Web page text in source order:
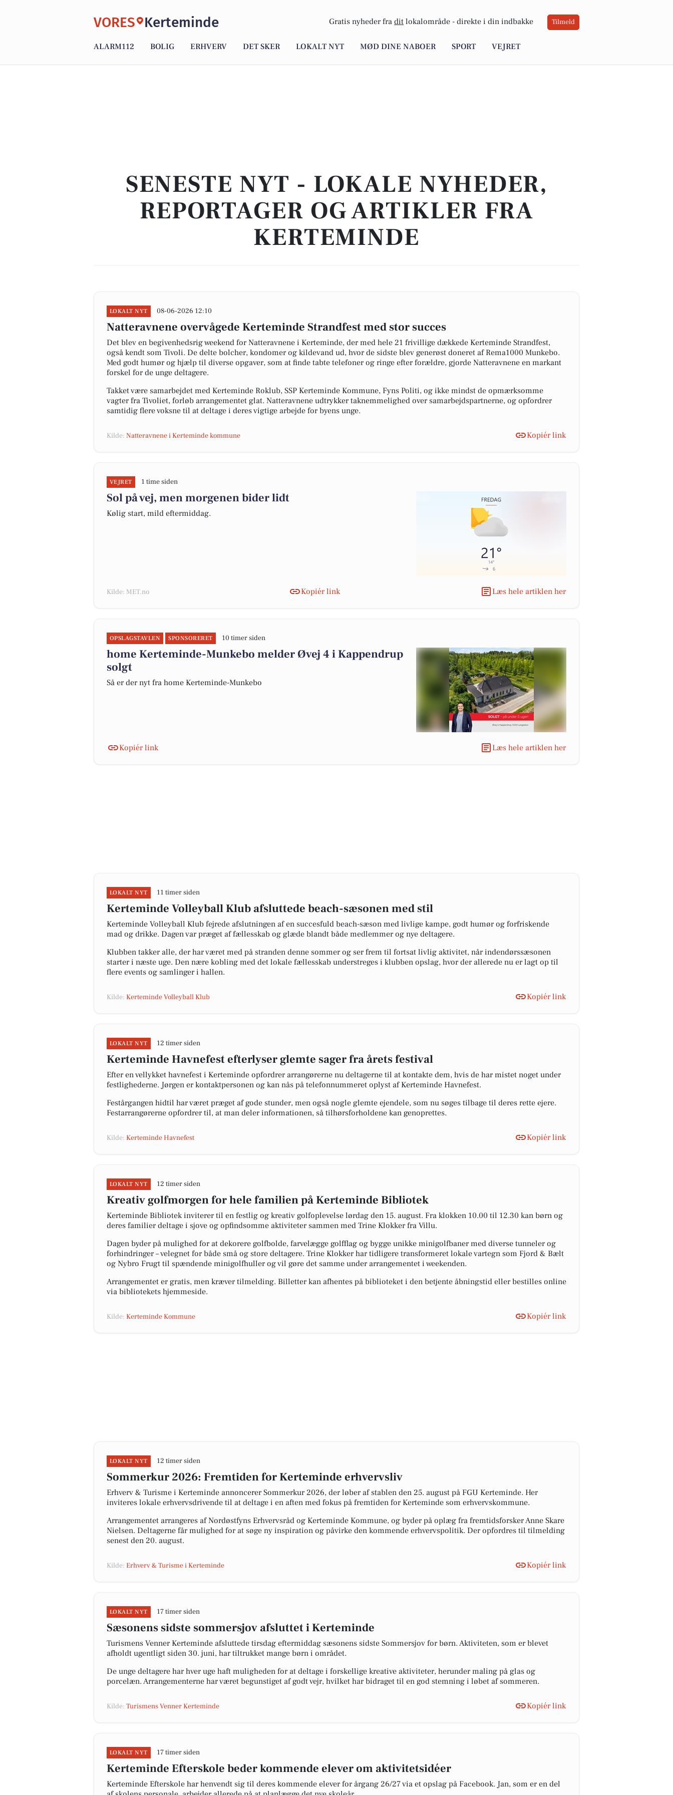
VORES Kerteminde Gratis nyheder fra dit lokalområde - direkte i din indbakke Tilmeld
ALARM112 BOLIG ERHVERV DET SKER LOKALT NYT MØD DINE NABOER SPORT VEJRET
SENESTE NYT - LOKALE NYHEDER,
REPORTAGER OG ARTIKLER FRA
KERTEMINDE
LOKALT NYT 08-06-2026 12:10
Natteravnene overvågede Kerteminde Strandfest med stor succes
Det blev en begivenhedsrig weekend for Natteravnene i Kerteminde, der med hele 21 frivillige dækkede Kerteminde Strandfest,
også kendt som Tivoli. De delte bolcher, kondomer og kildevand ud, hvor de sidste blev generøst doneret af Rema1000 Munkebo.
Med godt humør og hjælp til diverse opgaver, som at finde tabte telefoner og ringe efter forældre, gjorde Natteravnene en markant
forskel for de unge deltagere.
Takket være samarbejdet med Kerteminde Roklub, SSP Kerteminde Kommune, Fyns Politi, og ikke mindst de opmærksomme
vagter fra Tivoliet, forløb arrangementet glat. Natteravnene udtrykker taknemmelighed over samarbejdspartnerne, og opfordrer
samtidig flere voksne til at deltage i deres vigtige arbejde for byens unge.
Kilde: Natteravnene i Kerteminde kommune Kopiér link
VEJRET 1 time siden
Sol på vej, men morgenen bider lidt
Kølig start, mild eftermiddag.
Kilde: MET.no Kopiér link Læs hele artiklen her
OPSLAGSTAVLEN SPONSORERET 10 timer siden
home Kerteminde-Munkebo melder Øvej 4 i Kappendrup
solgt
Så er der nyt fra home Kerteminde-Munkebo
Kopiér link Læs hele artiklen her
LOKALT NYT 11 timer siden
Kerteminde Volleyball Klub afsluttede beach-sæsonen med stil
Kerteminde Volleyball Klub fejrede afslutningen af en succesfuld beach-sæson med livlige kampe, godt humør og forfriskende
mad og drikke. Dagen var præget af fællesskab og glæde blandt både medlemmer og nye deltagere.
Klubben takker alle, der har været med på stranden denne sommer og ser frem til fortsat livlig aktivitet, når indendørssæsonen
starter i næste uge. Den nære kobling med det lokale fællesskab understreges i klubben opslag, hvor der allerede nu er lagt op til
flere events og samlinger i hallen.
Kilde: Kerteminde Volleyball Klub Kopiér link
LOKALT NYT 12 timer siden
Kerteminde Havnefest efterlyser glemte sager fra årets festival
Efter en vellykket havnefest i Kerteminde opfordrer arrangørerne nu deltagerne til at kontakte dem, hvis de har mistet noget under
festlighederne. Jørgen er kontaktpersonen og kan nås på telefonnummeret oplyst af Kerteminde Havnefest.
Festårgangen hidtil har været præget af gode stunder, men også nogle glemte ejendele, som nu søges tilbage til deres rette ejere.
Festarrangørerne opfordrer til, at man deler informationen, så tilhørsforholdene kan genoprettes.
Kilde: Kerteminde Havnefest Kopiér link
LOKALT NYT 12 timer siden
Kreativ golfmorgen for hele familien på Kerteminde Bibliotek
Kerteminde Bibliotek inviterer til en festlig og kreativ golfoplevelse lørdag den 15. august. Fra klokken 10.00 til 12.30 kan børn og
deres familier deltage i sjove og opfindsomme aktiviteter sammen med Trine Klokker fra Villu.
Dagen byder på mulighed for at dekorere golfbolde, farvelægge golfflag og bygge unikke minigolfbaner med diverse tunneler og
forhindringer – velegnet for både små og store deltagere. Trine Klokker har tidligere transformeret lokale vartegn som Fjord & Bælt
og Nybro Frugt til spændende minigolfhuller og vil gøre det samme under arrangementet i weekenden.
Arrangementet er gratis, men kræver tilmelding. Billetter kan afhentes på biblioteket i den betjente åbningstid eller bestilles online
via bibliotekets hjemmeside.
Kilde: Kerteminde Kommune Kopiér link
LOKALT NYT 12 timer siden
Sommerkur 2026: Fremtiden for Kerteminde erhvervsliv
Erhverv & Turisme i Kerteminde annoncerer Sommerkur 2026, der løber af stablen den 25. august på FGU Kerteminde. Her
inviteres lokale erhvervsdrivende til at deltage i en aften med fokus på fremtiden for Kerteminde som erhvervskommune.
Arrangementet arrangeres af Nordøstfyns Erhvervsråd og Kerteminde Kommune, og byder på oplæg fra fremtidsforsker Anne Skare
Nielsen. Deltagerne får mulighed for at søge ny inspiration og påvirke den kommende erhvervspolitik. Der opfordres til tilmelding
senest den 20. august.
Kilde: Erhverv & Turisme i Kerteminde Kopiér link
LOKALT NYT 17 timer siden
Sæsonens sidste sommersjov afsluttet i Kerteminde
Turismens Venner Kerteminde afsluttede tirsdag eftermiddag sæsonens sidste Sommersjov for børn. Aktiviteten, som er blevet
afholdt ugentligt siden 30. juni, har tiltrukket mange børn i området.
De unge deltagere har hver uge haft muligheden for at deltage i forskellige kreative aktiviteter, herunder maling på glas og
porcelæn. Arrangementerne har været begunstiget af godt vejr, hvilket har bidraget til en god stemning i løbet af sommeren.
Kilde: Turismens Venner Kerteminde Kopiér link
LOKALT NYT 17 timer siden
Kerteminde Efterskole beder kommende elever om aktivitetsidéer
Kerteminde Efterskole har henvendt sig til deres kommende elever for årgang 26/27 via et opslag på Facebook. Jan, som er en del